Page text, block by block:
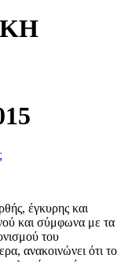
έγκυρης και
και σύμφωνα με τα
του
ανακοινώνει ότι το